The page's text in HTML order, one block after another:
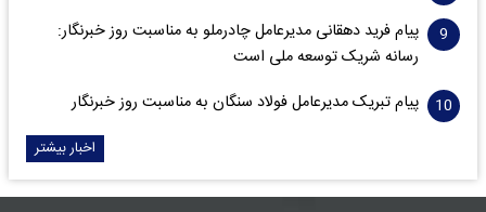
پیام فرید دهقانی مدیرعامل چادرملو به مناسبت روز خبرنگار:
رسانه شریک توسعه ملی است
پیام تبریک مدیرعامل فولاد سنگان به مناسبت روز خبرنگار
اخبار بیشتر